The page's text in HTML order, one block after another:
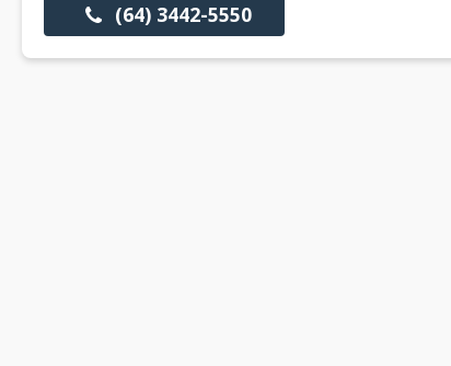
(64) 3442-5550